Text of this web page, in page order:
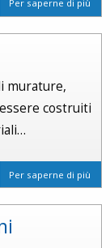
Per saperne di più
murature,
costruiti
Per saperne di più